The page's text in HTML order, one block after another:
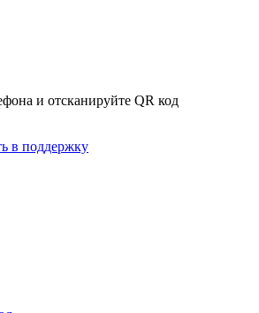
и отсканируйте QR код
в поддержку